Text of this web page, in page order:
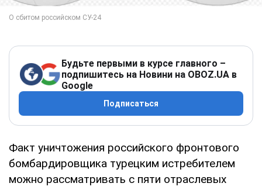
Будьте первыми в курсе главного –
подпишитесь на Новини на OBOZ.UA в
Google
Подписаться
Факт уничтожения российского фронтового
бомбардировщика турецким истребителем
можно рассматривать с пяти отраслевых